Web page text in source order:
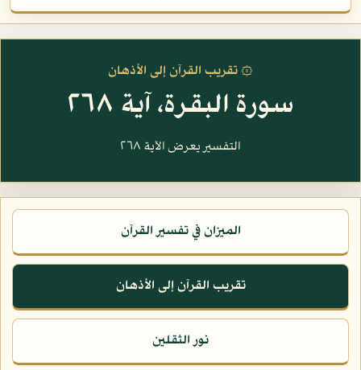
۞ تقريب القرآن إلى الأذهان
سورة البقرة، آية ٢٦٨
التفسير يعرض الآية ٢٦٨
الميزان في تفسير القرآن
تقريب القرآن إلى الأذهان
نور الثقلين